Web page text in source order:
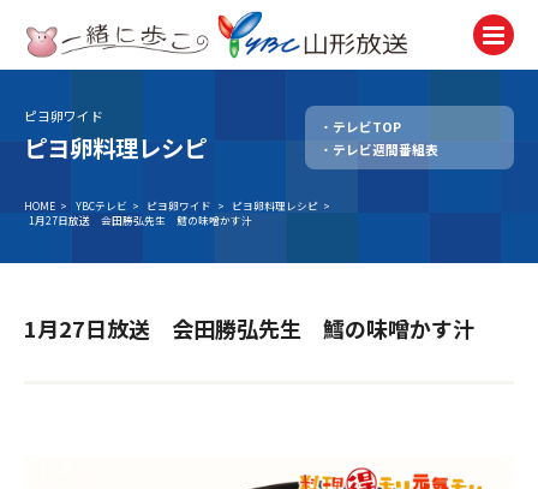
テレビ
TV
ラジオ
Radio
ピヨ卵ワイド
ピヨ卵料理レシピ
テレビTOP
テレビ週間番組表
HOME > YBCテレビ > ピヨ卵ワイド > ピヨ卵料理レシピ >
1月27日放送 会田勝弘先生 鱈の味噌かす汁
1月27日放送 会田勝弘先生 鱈の味噌かす汁